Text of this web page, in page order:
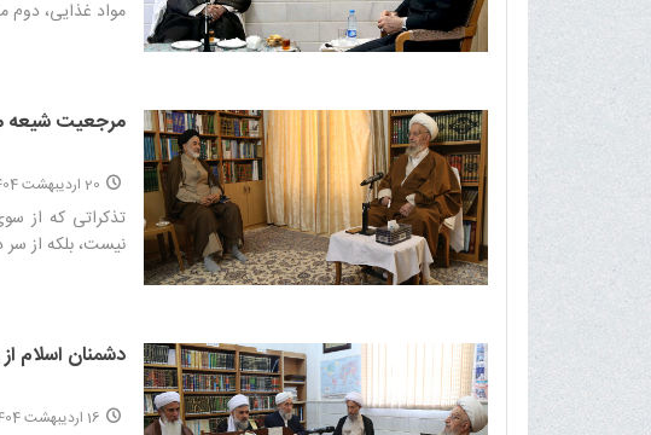
مواد غذایی،
مرجعیت شیعه
20 اردیبهشت 1404
تذکراتی که از
نیست، بلکه از
دشمنان اسلام
16 اردیبهشت 1404